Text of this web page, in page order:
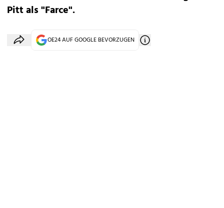
Pitt als "Farce".
OE24 AUF GOOGLE BEVORZUGEN